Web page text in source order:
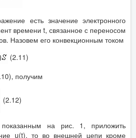
есть значение электронного
времени t, связанное с переносом
Назовем его конвекционным током
(2.11)
получим
(2.12)
на рис. 1, приложить
u(t), то во внешней цепи кроме